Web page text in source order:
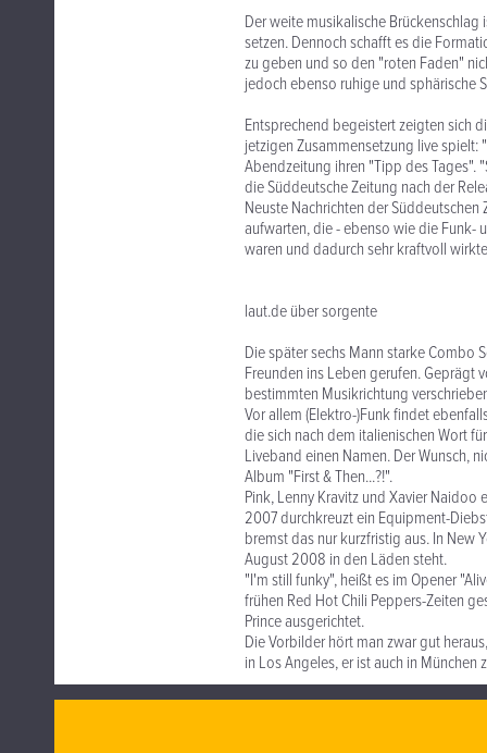
Der weite musikalische
setzen. Dennoch schafft es die
zu geben und so den "roten Faden"
jedoch ebenso ruhige und sphärische
Entsprechend begeistert zeigten sich
jetzigen Zusammensetzung live spielt:
Abendzeitung ihren "Tipp des Tages".
die Süddeutsche Zeitung nach der
Neuste Nachrichten der
aufwarten, die - ebenso wie die Funk-
waren und dadurch sehr kraftvoll
laut.de über sorgente
Die später sechs Mann starke Combo
Freunden ins Leben gerufen. Geprägt
bestimmten Musikrichtung
Vor allem (Elektro-)Funk findet
die sich nach dem italienischen Wort
Liveband einen Namen. Der Wunsch,
Album "First & Then...?!".
Pink, Lenny Kravitz und Xavier
2007 durchkreuzt ein Equipment-
bremst das nur kurzfristig aus. In New
August 2008 in den Läden steht.
"I'm still funky", heißt es im Opener
frühen Red Hot Chili Peppers-Zeiten
Prince ausgerichtet.
Die Vorbilder hört man zwar gut
in Los Angeles, er ist auch in München